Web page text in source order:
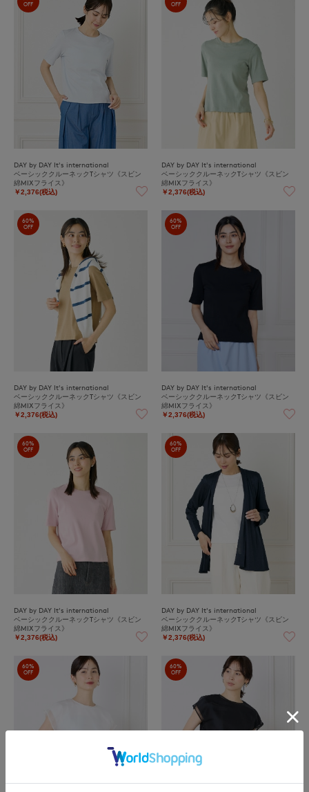
OFF
DAY by DAY It's international
ベーシッククルーネックTシャツ《スビン
綿MIXフライス》
￥2,376(税込)
OFF
DAY by DAY It's international
ベーシッククルーネックTシャツ《スビン
綿MIXフライス》
￥2,376(税込)
60%
OFF
DAY by DAY It's international
ベーシッククルーネックTシャツ《スビン
綿MIXフライス》
￥2,376(税込)
60%
OFF
DAY by DAY It's international
ベーシッククルーネックTシャツ《スビン
綿MIXフライス》
￥2,376(税込)
60%
OFF
DAY by DAY It's international
ベーシッククルーネックTシャツ《スビン
綿MIXフライス》
￥2,376(税込)
60%
OFF
DAY by DAY It's international
ベーシッククルーネックTシャツ《スビン
綿MIXフライス》
￥2,376(税込)
60%
OFF
60%
OFF